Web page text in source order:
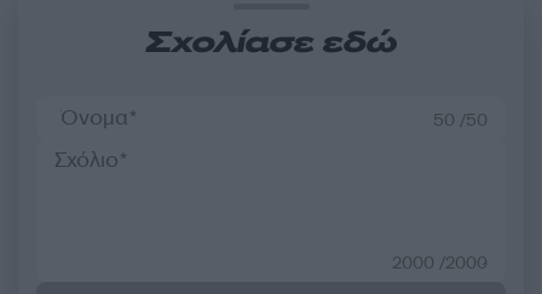
Σχολίασε εδώ
50 /50
2000 /2000